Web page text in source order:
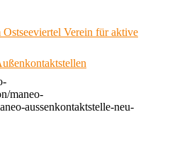
Ostseeviertel Verein für aktive
maneo-
aussenkontaktstelle-neu-